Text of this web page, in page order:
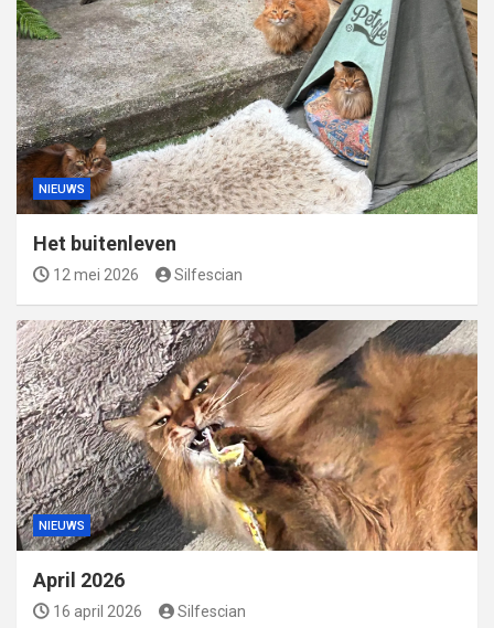
NIEUWS
Het buitenleven
12 mei 2026 Silfescian
NIEUWS
April 2026
16 april 2026 Silfescian